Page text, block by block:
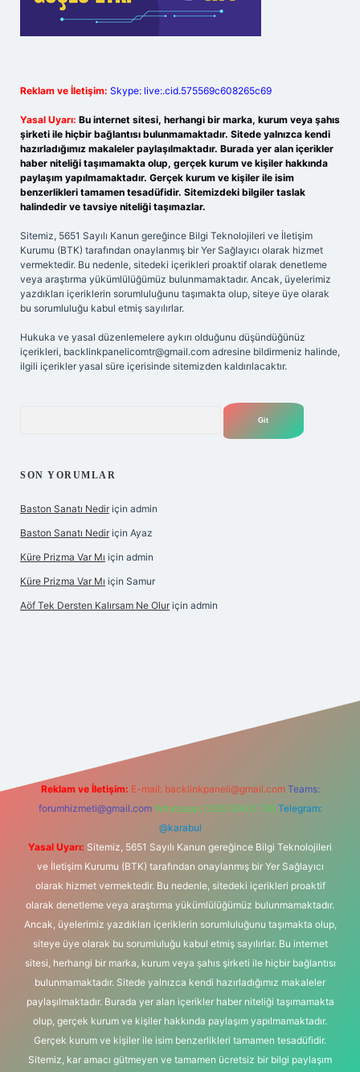
Reklam ve İletişim: Skype: live:.cid.575569c608265c69
Yasal Uyarı: Bu internet sitesi, herhangi bir marka, kurum veya şahıs
şirketi ile hiçbir bağlantısı bulunmamaktadır. Sitede yalnızca kendi
hazırladığımız makaleler paylaşılmaktadır. Burada yer alan içerikler
haber niteliği taşımamakta olup, gerçek kurum ve kişiler hakkında
paylaşım yapılmamaktadır. Gerçek kurum ve kişiler ile isim
benzerlikleri tamamen tesadüfidir. Sitemizdeki bilgiler taslak
halindedir ve tavsiye niteliği taşımazlar.
Sitemiz, 5651 Sayılı Kanun gereğince Bilgi Teknolojileri ve İletişim
Kurumu (BTK) tarafından onaylanmış bir Yer Sağlayıcı olarak hizmet
vermektedir. Bu nedenle, sitedeki içerikleri proaktif olarak denetleme
veya araştırma yükümlülüğümüz bulunmamaktadır. Ancak, üyelerimiz
yazdıkları içeriklerin sorumluluğunu taşımakta olup, siteye üye olarak
bu sorumluluğu kabul etmiş sayılırlar.
Hukuka ve yasal düzenlemelere aykırı olduğunu düşündüğünüz
içerikleri, backlinkpanelicomtr@gmail.com adresine bildirmeniz halinde,
ilgili içerikler yasal süre içerisinde sitemizden kaldırılacaktır.
SON YORUMLAR
Baston Sanatı Nedir için admin
Baston Sanatı Nedir için Ayaz
Küre Prizma Var Mı için admin
Küre Prizma Var Mı için Samur
Aöf Tek Dersten Kalırsam Ne Olur için admin
Reklam ve İletişim: E-mail: backlinkpaneli@gmail.com Teams:
forumhizmeti@gmail.com Whatsapp: 0262 606 0 726 Telegram:
@karabul
Yasal Uyarı: Sitemiz, 5651 Sayılı Kanun gereğince Bilgi Teknolojileri
ve İletişim Kurumu (BTK) tarafından onaylanmış bir Yer Sağlayıcı
olarak hizmet vermektedir. Bu nedenle, sitedeki içerikleri proaktif
olarak denetleme veya araştırma yükümlülüğümüz bulunmamaktadır.
Ancak, üyelerimiz yazdıkları içeriklerin sorumluluğunu taşımakta olup,
siteye üye olarak bu sorumluluğu kabul etmiş sayılırlar. Bu internet
sitesi, herhangi bir marka, kurum veya şahıs şirketi ile hiçbir bağlantısı
bulunmamaktadır. Sitede yalnızca kendi hazırladığımız makaleler
paylaşılmaktadır. Burada yer alan içerikler haber niteliği taşımamakta
olup, gerçek kurum ve kişiler hakkında paylaşım yapılmamaktadır.
Gerçek kurum ve kişiler ile isim benzerlikleri tamamen tesadüfidir.
Sitemiz, kar amacı gütmeyen ve tamamen ücretsiz bir bilgi paylaşım